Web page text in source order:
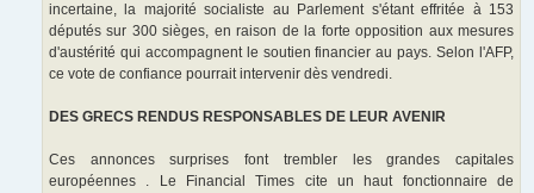
incertaine, la majorité socialiste au Parlement s'étant effritée à 153
députés sur 300 sièges, en raison de la forte opposition aux mesures
d'austérité qui accompagnent le soutien financier au pays. Selon l'AFP,
ce vote de confiance pourrait intervenir dès vendredi.
DES GRECS RENDUS RESPONSABLES DE LEUR AVENIR
Ces annonces surprises font trembler les grandes capitales
européennes . Le Financial Times cite un haut fonctionnaire de